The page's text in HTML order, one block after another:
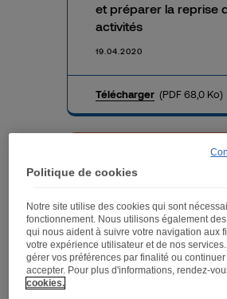
et préparer la reprise
activités
19.04.2020
Télécharger (PDF 68,0 Ko)
Annulation de la
édition du festival FNAC
19.04.2020
Télécharger (PDF 600,3 Ko)
Politique de cookies
Notre site utilise des cookies qui sont
fonctionnement. Nous utilisons également
qui nous aident à suivre votre navigation aux
votre expérience utilisateur et de nos
gérer vos préférences par finalité ou
accepter. Pour plus d'informations, rendez-
cookies.